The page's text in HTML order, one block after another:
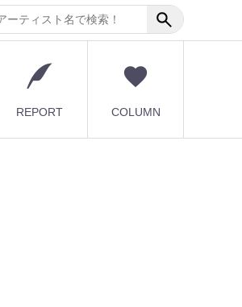
REPORT COLUMN